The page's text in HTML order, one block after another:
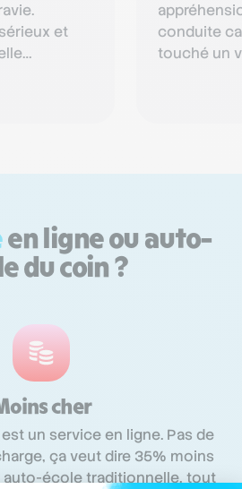
et
conduite
touché un
en ligne ou auto-
du coin ?
cher
un service en ligne. Pas de
ça veut dire 35% moins
auto-école traditionnelle, tout